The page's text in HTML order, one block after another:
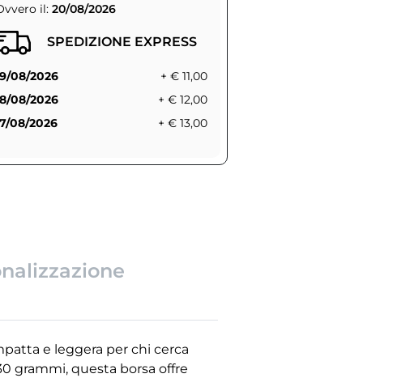
il: 20/08/2026
SPEDIZIONE EXPRESS
08/2026
+ € 11,00
08/2026
+ € 12,00
08/2026
+ € 13,00
e leggera per chi cerca
grammi, questa borsa offre